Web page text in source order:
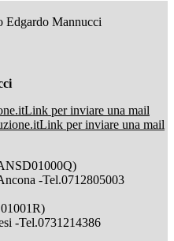
Edgardo Mannucci
Link per inviare una mail
Link per inviare una mail
-Tel.0712805003
-Tel.0731214386